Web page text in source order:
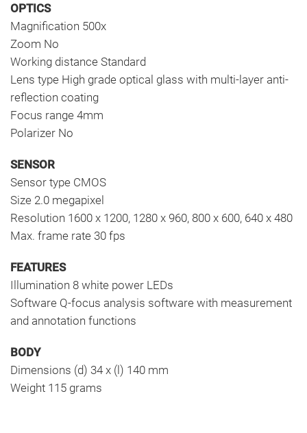
OPTICS
Magnification 500x
Zoom No
Working distance Standard
Lens type High grade optical glass with multi-layer anti-
reflection coating
Focus range 4mm
Polarizer No
SENSOR
Sensor type CMOS
Size 2.0 megapixel
Resolution 1600 x 1200, 1280 x 960, 800 x 600, 640 x 480
Max. frame rate 30 fps
FEATURES
Illumination 8 white power LEDs
Software Q-focus analysis software with measurement
and annotation functions
BODY
Dimensions (d) 34 x (l) 140 mm
Weight 115 grams